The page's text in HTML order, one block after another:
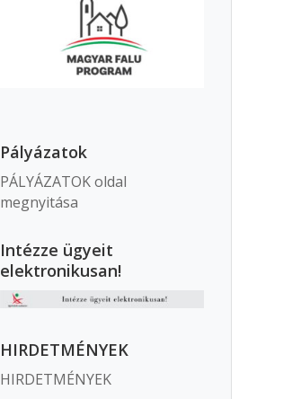
Pályázatok
PÁLYÁZATOK oldal
megnyitása
Intézze ügyeit
elektronikusan!
HIRDETMÉNYEK
HIRDETMÉNYEK